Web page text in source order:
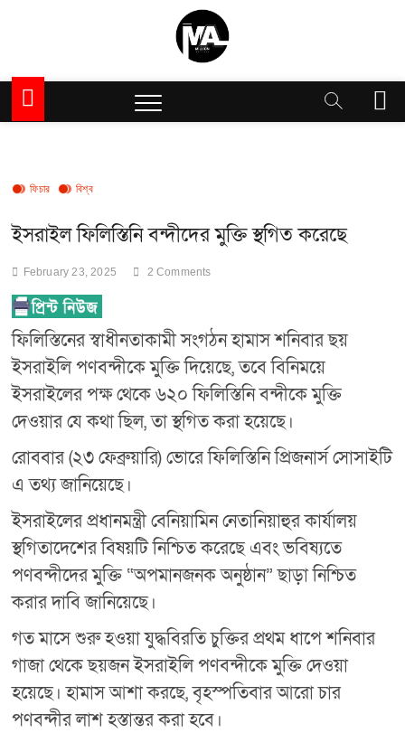
Million Articles
M
e
ফিচার বিশ্ব
ইসরাইল ফিলিস্তিনি বন্দীদের মুক্তি স্থগিত করেছে
February 23, 2025 2 Comments
ফিলিস্তিনের স্বাধীনতাকামী সংগঠন হামাস শনিবার ছয়
ইসরাইলি পণবন্দীকে মুক্তি দিয়েছে, তবে বিনিময়ে
ইসরাইলের পক্ষ থেকে ৬২০ ফিলিস্তিনি বন্দীকে মুক্তি
দেওয়ার যে কথা ছিল, তা স্থগিত করা হয়েছে।
রোববার (২৩ ফেব্রুয়ারি) ভোরে ফিলিস্তিনি প্রিজনার্স সোসাইটি
এ তথ্য জানিয়েছে।
ইসরাইলের প্রধানমন্ত্রী বেনিয়ামিন নেতানিয়াহুর কার্যালয়
স্থগিতাদেশের বিষয়টি নিশ্চিত করেছে এবং ভবিষ্যতে
পণবন্দীদের মুক্তি “অপমানজনক অনুষ্ঠান” ছাড়া নিশ্চিত
করার দাবি জানিয়েছে।
গত মাসে শুরু হওয়া যুদ্ধবিরতি চুক্তির প্রথম ধাপে শনিবার
গাজা থেকে ছয়জন ইসরাইলি পণবন্দীকে মুক্তি দেওয়া
হয়েছে। হামাস আশা করছে, বৃহস্পতিবার আরো চার
পণবন্দীর লাশ হস্তান্তর করা হবে।